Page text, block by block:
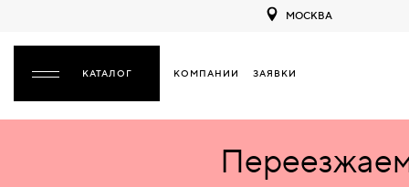
МОСКВА
КОМПАНИИ ЗАЯВКИ